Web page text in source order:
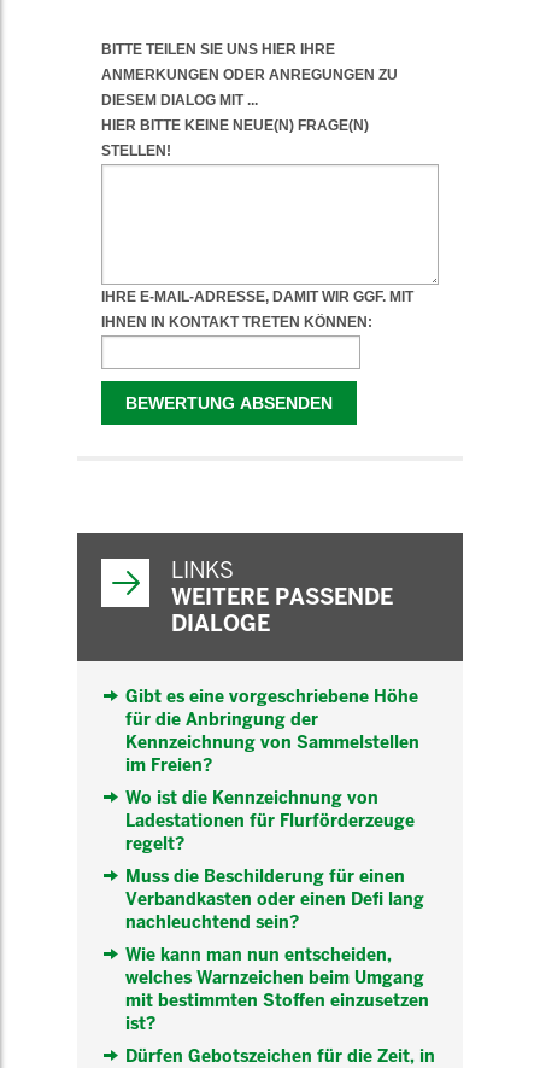
LINKS
WEITERE PASSENDE
DIALOGE
Gibt es eine vorgeschriebene Höhe
für die Anbringung der
Kennzeichnung von Sammelstellen
im Freien?
Wo ist die Kennzeichnung von
Ladestationen für Flurförderzeuge
regelt?
Muss die Beschilderung für einen
Verbandkasten oder einen Defi lang
nachleuchtend sein?
Wie kann man nun entscheiden,
welches Warnzeichen beim Umgang
mit bestimmten Stoffen einzusetzen
ist?
Dürfen Gebotszeichen für die Zeit, in